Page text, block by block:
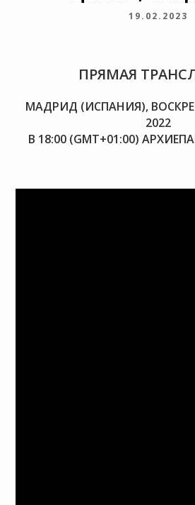
19.02.2023
ПРЯМАЯ
МАДРИД (ИСПАНИЯ),
2022
В 18:00 (GMT+01:00)